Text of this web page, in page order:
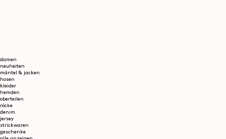
damen
neuheiten
mäntel & jacken
hosen
kleider
hemden
oberteilen
röcke
denim
jersey
strickwaren
geschenke